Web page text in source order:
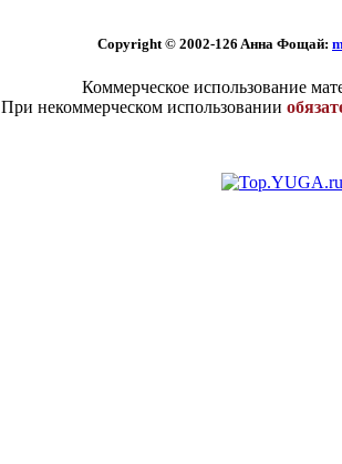
Copyright © 2002-126 Aннa Фoщaй:
Коммерческое использование
При некоммерческом использовании